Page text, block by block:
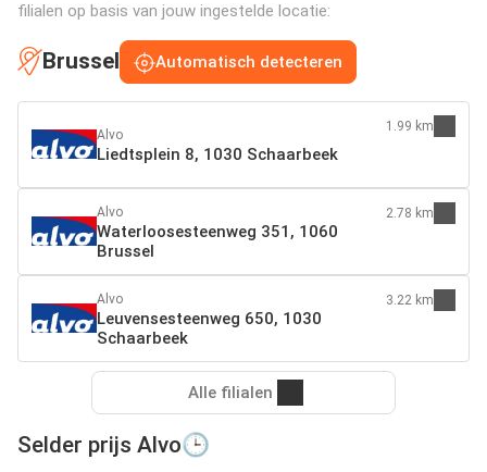
filialen op basis van jouw ingestelde locatie:
Brussel Automatisch detecteren
Alvo
Liedtsplein 8, 1030 Schaarbeek
1.99 km
Alvo
Waterloosesteenweg 351, 1060
Brussel
2.78 km
Alvo
Leuvensesteenweg 650, 1030
Schaarbeek
3.22 km
Alle filialen
Selder prijs Alvo🕒